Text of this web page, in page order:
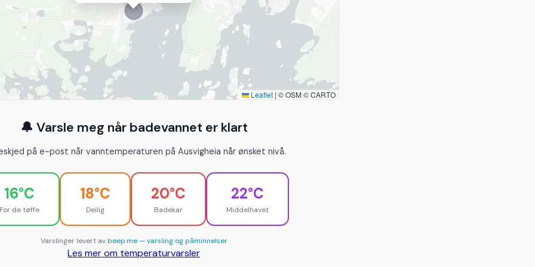
Leaflet | © OSM © CARTO
🔔 Varsle meg når badevannet er klart
på e-post når vanntemperaturen på Ausvigheia når ønsket nivå.
16°C
de tøffe
18°C
Deilig
20°C
Badekar
22°C
Middelhavet
Varslinger levert avbeep.me — varsling og påminnelser
Les mer om temperaturvarsler